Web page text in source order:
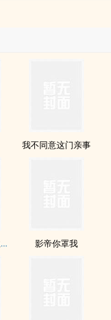
我不同意这门亲事
穿书请闭眼，女主请发言 影帝你罩我